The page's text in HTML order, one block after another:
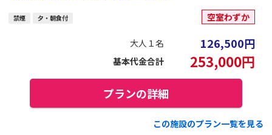
禁煙 夕・朝食付 空室わずか
大人１名 126,500円
基本代金合計 253,000円
プランの詳細
この施設のプラン一覧を見る